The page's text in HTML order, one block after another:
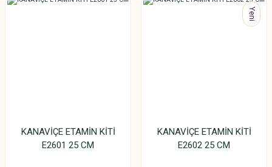
KANAVİÇE ETAMİN KİTİ
E2601 25 CM
Yeni
KANAVİÇE ETAMİN KİTİ
E2602 25 CM